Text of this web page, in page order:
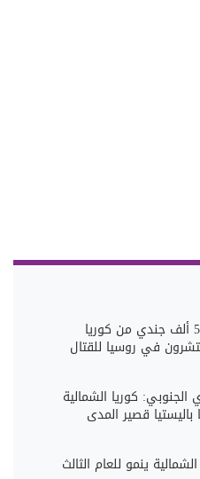
زيلينسكي: 50 ألف جندي من كوريا
في روسيا للقتال
كوريا الشمالية
قصير المدى
ينمو للعام الثالث